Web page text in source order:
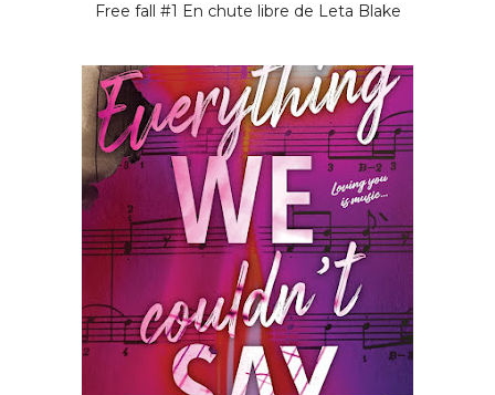
Free fall #1 En chute libre de Leta Blake